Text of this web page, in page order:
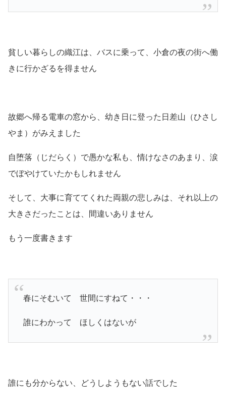
貧しい暮らしの織江は、バスに乗って、小倉の夜の街へ働
きに行かざるを得ません
故郷へ帰る電車の窓から、幼き日に登った日差山（ひさし
やま）がみえました
自堕落（じだらく）で愚かな私も、情けなさのあまり、涙
でぼやけていたかもしれません
そして、大事に育ててくれた両親の悲しみは、それ以上の
大きさだったことは、間違いありません
もう一度書きます
春にそむいて 世間にすねて・・・
誰にわかって ほしくはないが
誰にも分からない、どうしようもない話でした